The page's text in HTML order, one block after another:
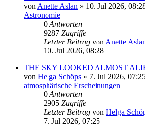
von Anette Aslan » 10. Jul 2026,
Astronomie
0 Antworten
9287 Zugriffe
Letzter Beitrag von Anette Aslan
10. Jul 2026, 08:28
THE SKY LOOKED ALMOST
von Helga Schöps » 7. Jul 2026, 07:25
atmosphärische Erscheinungen
0 Antworten
2905 Zugriffe
Letzter Beitrag von Helga
7. Jul 2026, 07:25